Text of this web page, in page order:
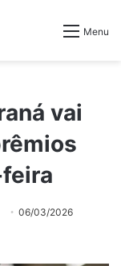
Menu
vai
06/03/2026